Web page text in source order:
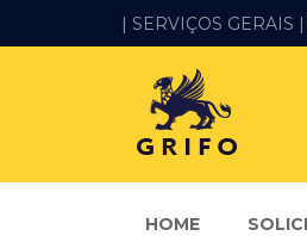
| SERVIÇOS GERAIS |
HOME